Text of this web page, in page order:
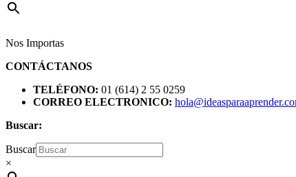
Nos Importas
CONTÁCTANOS
TELÉFONO: 01 (614) 2 55 0259
CORREO ELECTRONICO:
Buscar:
Buscar
×